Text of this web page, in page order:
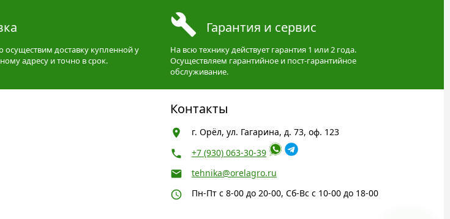
осуществим доставку купленной у
адресу и точно в срок.
Гарантия и сервис
На всю технику действует гарантия 1 или 2 года.
Осуществляем гарантийное и пост-гарантийное
обслуживание.
Контакты
г. Орёл, ул. Гагарина, д. 73, оф. 123
+7 (930) 063-30-39
tehnika@orelagro.ru
Пн-Пт с 8-00 до 20-00, Сб-Вс с 10-00 до 18-00